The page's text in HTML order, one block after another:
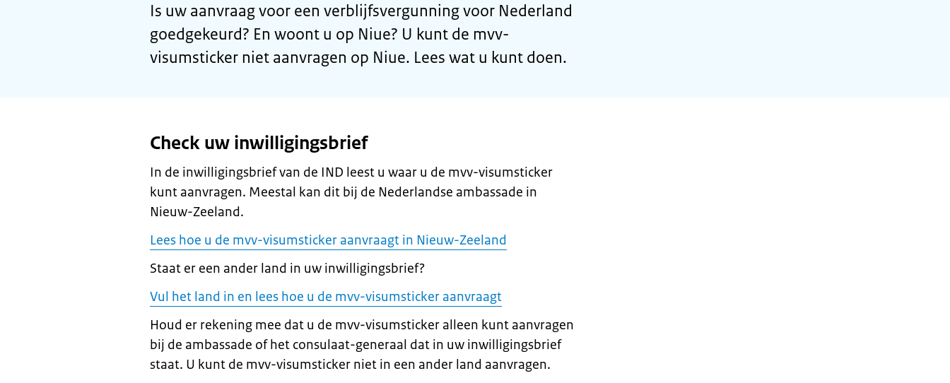
Is uw aanvraag voor een verblijfsvergunning voor Nederland
goedgekeurd? En woont u op Niue? U kunt de mvv-
visumsticker niet aanvragen op Niue. Lees wat u kunt doen.
Check uw inwilligingsbrief
In de inwilligingsbrief van de IND leest u waar u de mvv-visumsticker
kunt aanvragen. Meestal kan dit bij de Nederlandse ambassade in
Nieuw-Zeeland.
Lees hoe u de mvv-visumsticker aanvraagt in Nieuw-Zeeland
Staat er een ander land in uw inwilligingsbrief?
Vul het land in en lees hoe u de mvv-visumsticker aanvraagt
Houd er rekening mee dat u de mvv-visumsticker alleen kunt aanvragen
bij de ambassade of het consulaat-generaal dat in uw inwilligingsbrief
staat. U kunt de mvv-visumsticker niet in een ander land aanvragen.